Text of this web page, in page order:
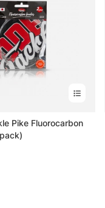
Pike Fluorocarbon